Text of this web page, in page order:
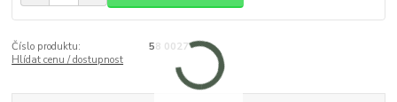
Číslo produktu:
58 0027
Hlídat cenu / dostupnost